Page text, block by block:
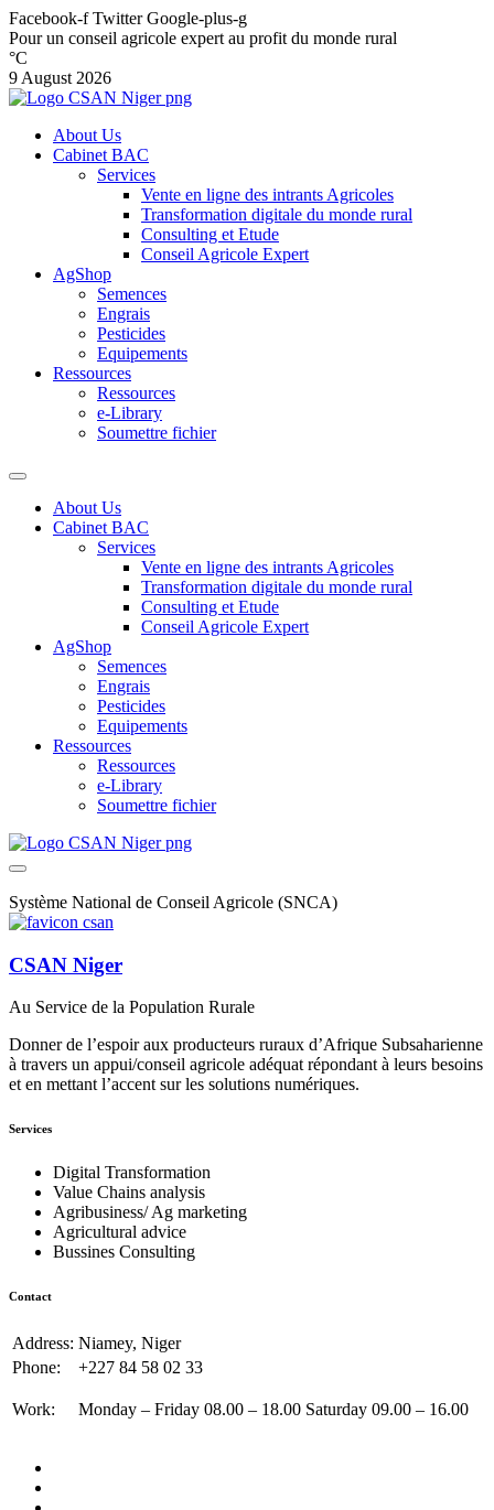
Facebook-f Twitter Google-plus-g
Pour un conseil agricole expert au profit du monde rural
°C
9 August 2026
About Us
Cabinet BAC
Services
Vente en ligne des intrants Agricoles
Transformation digitale du monde rural
Consulting et Etude
Conseil Agricole Expert
AgShop
Semences
Engrais
Pesticides
Equipements
Ressources
Ressources
e-Library
Soumettre fichier
About Us
Cabinet BAC
Services
Vente en ligne des intrants Agricoles
Transformation digitale du monde rural
Consulting et Etude
Conseil Agricole Expert
AgShop
Semences
Engrais
Pesticides
Equipements
Ressources
Ressources
e-Library
Soumettre fichier
Système National de Conseil Agricole (SNCA)
CSAN Niger
Au Service de la Population Rurale
Donner de l’espoir aux producteurs ruraux d’Afrique Subsaharienne
à travers un appui/conseil agricole adéquat répondant à leurs besoins
et en mettant l’accent sur les solutions numériques.
Services
Digital Transformation
Value Chains analysis
Agribusiness/ Ag marketing
Agricultural advice
Bussines Consulting
Contact
Address: Niamey, Niger
Phone:
+227 84 58 02 33
Work: Monday – Friday 08.00 – 18.00 Saturday 09.00 – 16.00